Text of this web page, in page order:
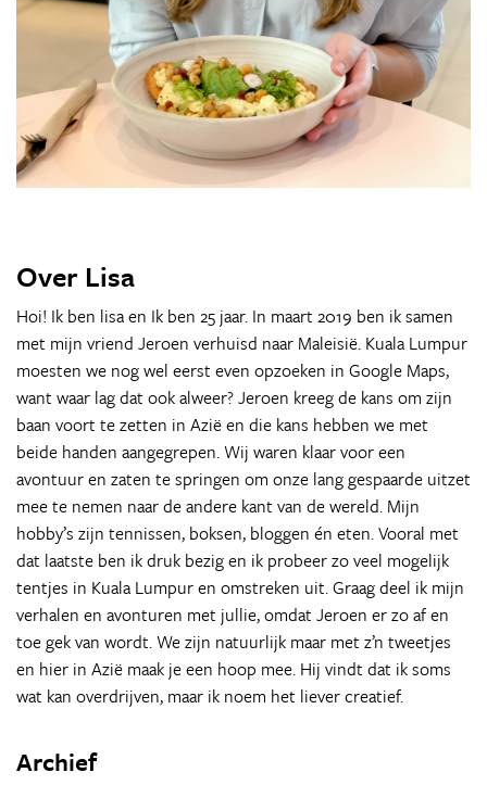
Over Lisa
Hoi! Ik ben lisa en Ik ben 25 jaar. In maart 2019 ben ik samen
met mijn vriend Jeroen verhuisd naar Maleisië. Kuala Lumpur
moesten we nog wel eerst even opzoeken in Google Maps,
want waar lag dat ook alweer? Jeroen kreeg de kans om zijn
baan voort te zetten in Azië en die kans hebben we met
beide handen aangegrepen. Wij waren klaar voor een
avontuur en zaten te springen om onze lang gespaarde uitzet
mee te nemen naar de andere kant van de wereld. Mijn
hobby’s zijn tennissen, boksen, bloggen én eten. Vooral met
dat laatste ben ik druk bezig en ik probeer zo veel mogelijk
tentjes in Kuala Lumpur en omstreken uit. Graag deel ik mijn
verhalen en avonturen met jullie, omdat Jeroen er zo af en
toe gek van wordt. We zijn natuurlijk maar met z’n tweetjes
en hier in Azië maak je een hoop mee. Hij vindt dat ik soms
wat kan overdrijven, maar ik noem het liever creatief.
Archief